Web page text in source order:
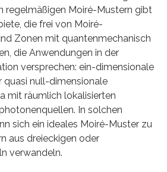
regelmäßigen Moiré-Mustern gibt
die frei von Moiré-
Zonen mit quantenmechanisch
die Anwendungen in der
versprechen: ein-dimensionale
quasi null-dimensionale
mit räumlich lokalisierten
In solchen
sich ein ideales Moiré-Muster zu
aus dreieckigen oder
verwandeln.